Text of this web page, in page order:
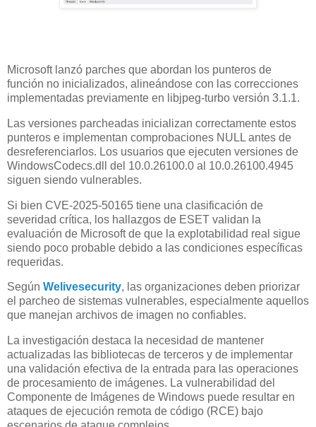
Microsoft lanzó parches que abordan los punteros de
función no inicializados, alineándose con las correcciones
implementadas previamente en libjpeg-turbo versión 3.1.1.
Las versiones parcheadas inicializan correctamente estos
punteros e implementan comprobaciones NULL antes de
desreferenciarlos. Los usuarios que ejecuten versiones de
WindowsCodecs.dll del 10.0.26100.0 al 10.0.26100.4945
siguen siendo vulnerables.
Si bien CVE-2025-50165 tiene una clasificación de
severidad crítica, los hallazgos de ESET validan la
evaluación de Microsoft de que la explotabilidad real sigue
siendo poco probable debido a las condiciones específicas
requeridas.
Según Welivesecurity, las organizaciones deben priorizar
el parcheo de sistemas vulnerables, especialmente aquellos
que manejan archivos de imagen no confiables.
La investigación destaca la necesidad de mantener
actualizadas las bibliotecas de terceros y de implementar
una validación efectiva de la entrada para las operaciones
de procesamiento de imágenes. La vulnerabilidad del
Componente de Imágenes de Windows puede resultar en
ataques de ejecución remota de código (RCE) bajo